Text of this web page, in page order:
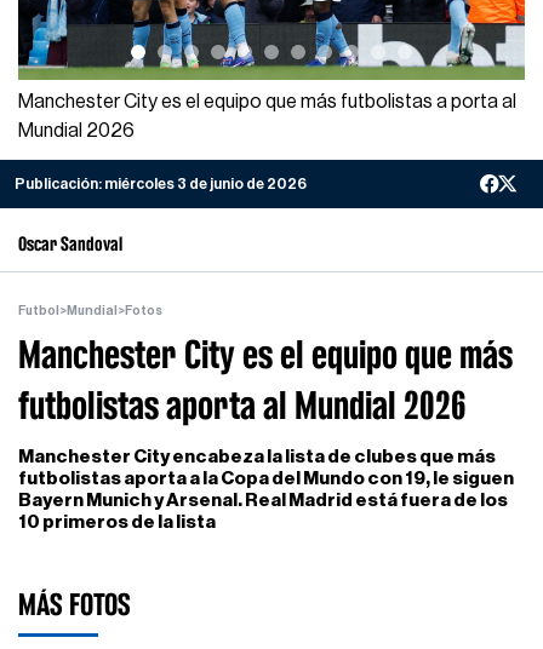
Manchester City es el equipo que más futbolistas a porta al
Mundial 2026
Publicación: miércoles 3 de junio de 2026
Oscar Sandoval
Futbol >Mundial >Fotos
Manchester City es el equipo que más
futbolistas aporta al Mundial 2026
Manchester City encabeza la lista de clubes que más
futbolistas aporta a la Copa del Mundo con 19, le siguen
Bayern Munich y Arsenal. Real Madrid está fuera de los
10 primeros de la lista
MÁS FOTOS